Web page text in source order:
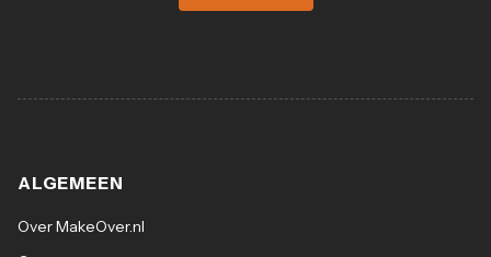
ALGEMEEN
Over MakeOver.nl